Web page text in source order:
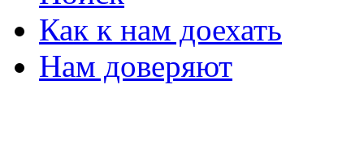
Как к нам доехать
Нам доверяют